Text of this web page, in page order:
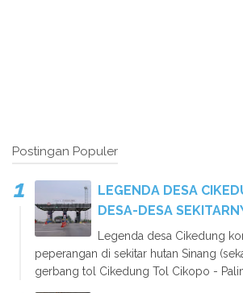
Postingan Populer
LEGENDA DESA
DESA-DESA
Legenda desa Cikedung
peperangan di sekitar hutan Sinang
gerbang tol Cikedung Tol Cikopo -